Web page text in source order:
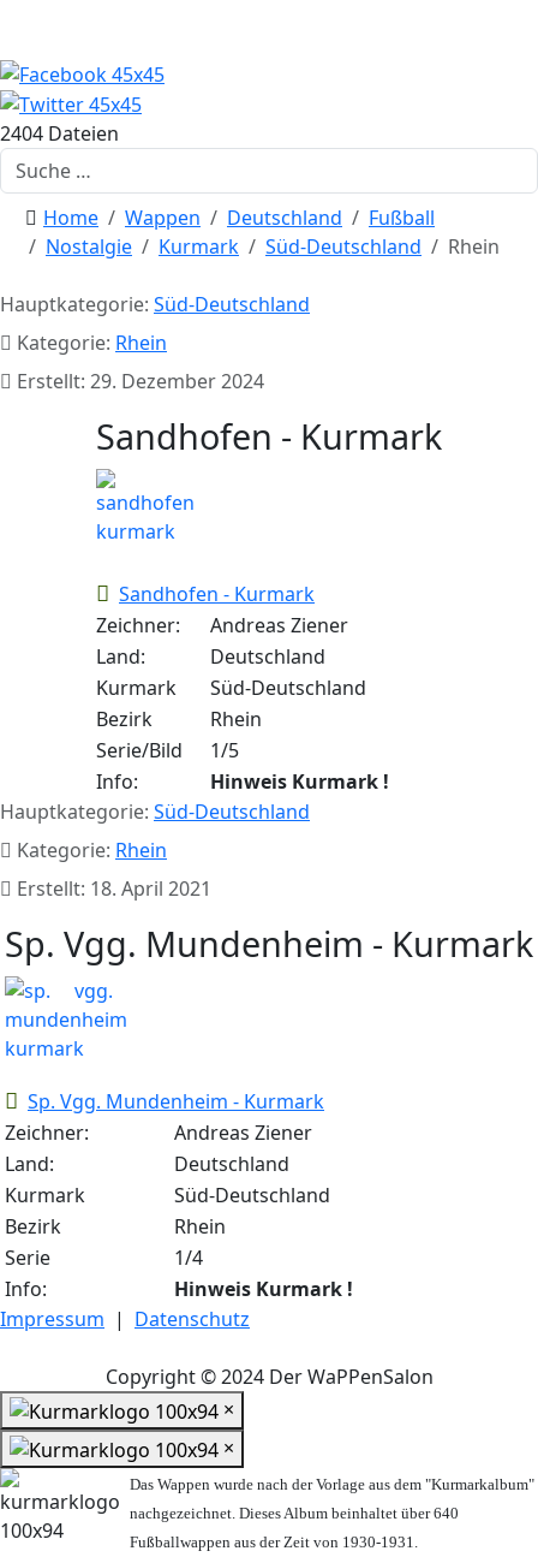
2404 Dateien
Suchen
Home Wappen Deutschland
Fußball
Nostalgie
Kurmark Süd-Deutschland Rhein
Hauptkategorie: Süd-Deutschland
Kategorie: Rhein
Erstellt: 29. Dezember 2024
Sandhofen - Kurmark
Sandhofen - Kurmark
Zeichner:
Andreas Ziener
Land:
Deutschland
Kurmark
Süd-Deutschland
Bezirk
Rhein
Serie/Bild
1/5
Info:
Hinweis Kurmark !
Hauptkategorie: Süd-Deutschland
Kategorie: Rhein
Erstellt: 18. April 2021
Sp. Vgg. Mundenheim - Kurmark
Sp. Vgg. Mundenheim - Kurmark
Zeichner:
Andreas Ziener
Land:
Deutschland
Kurmark
Süd-Deutschland
Bezirk
Rhein
Serie
1/4
Info:
Hinweis Kurmark !
Impressum | Datenschutz
Copyright © 2024 Der WaPPenSalon
×
×
Das Wappen wurde nach der Vorlage aus dem "Kurmarkalbum"
nachgezeichnet. Dieses Album beinhaltet über 640
Fußballwappen aus der Zeit von 1930-1931.